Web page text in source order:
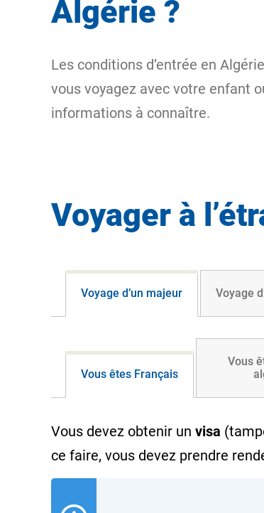
Algérie ?
Les conditions d’entrée en
vous voyagez avec votre enfant
informations à connaître.
Voyager à
Voyage d’un majeur Voyage
Vous êtes Français
Vous
Vous devez obtenir un visa
ce faire, vous devez prendre